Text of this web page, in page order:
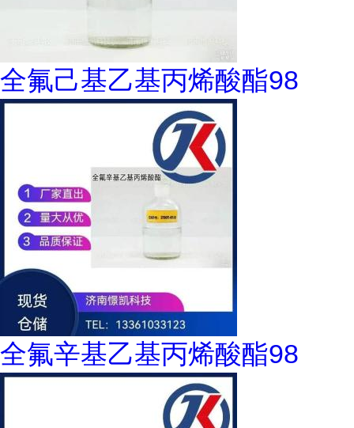
全氟己基乙基丙烯酸酯98
全氟辛基乙基丙烯酸酯98